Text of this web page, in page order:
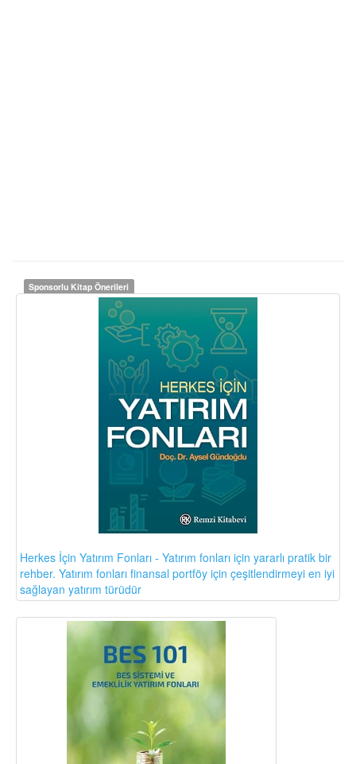
Sponsorlu Kitap Önerileri
Herkes İçin Yatırım Fonları - Yatırım fonları için yararlı pratik bir
rehber. Yatırım fonları finansal portföy için çeşitlendirmeyi en iyi
sağlayan yatırım türüdür